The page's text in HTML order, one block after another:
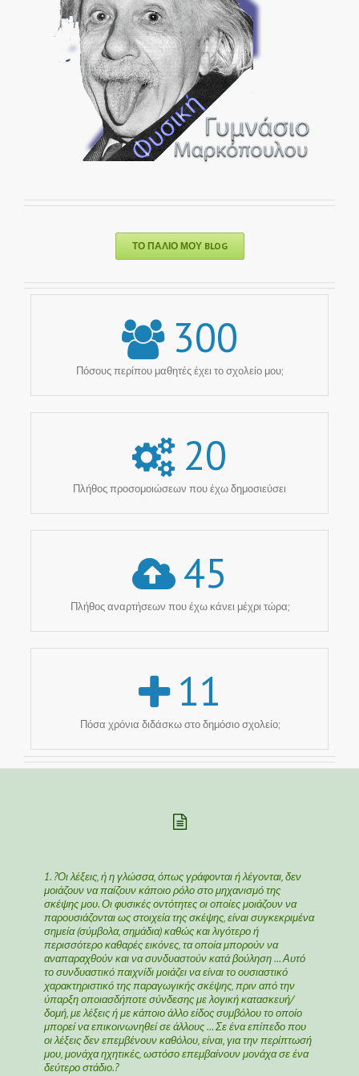
ΤΟ ΠΑΛΙΌ ΜΟΥ BLOG
300
Πόσους περίπου μαθητές έχει το σχολείο μου;
20
Πλήθος προσομοιώσεων που έχω δημοσιεύσει
45
Πλήθος αναρτήσεων που έχω κάνει μέχρι τώρα;
11
Πόσα χρόνια διδάσκω στο δημόσιο σχολείο;
1. ?Οι λέξεις, ή η γλώσσα, όπως γράφονται ή λέγονται, δεν
μοιάζουν να παίζουν κάποιο ρόλο στο μηχανισμό της
σκέψης μου. Οι φυσικές οντότητες οι οποίες μοιάζουν να
παρουσιάζονται ως στοιχεία της σκέψης, είναι συγκεκριμένα
σημεία (σύμβολα, σημάδια) καθώς και λιγότερο ή
περισσότερο καθαρές εικόνες, τα οποία μπορούν να
αναπαραχθούν και να συνδυαστούν κατά βούληση … Αυτό
το συνδυαστικό παιχνίδι μοιάζει να είναι το ουσιαστικό
χαρακτηριστικό της παραγωγικής σκέψης, πριν από την
ύπαρξη οποιασδήποτε σύνδεσης με λογική κατασκευή/
δομή, με λέξεις ή με κάποιο άλλο είδος συμβόλου το οποίο
μπορεί να επικοινωνηθεί σε άλλους … Σε ένα επίπεδο που
οι λέξεις δεν επεμβένουν καθόλου, είναι, για την περίπτωσή
μου, μονάχα ηχητικές, ωστόσο επεμβαίνουν μονάχα σε ένα
δεύτερο στάδιο.?